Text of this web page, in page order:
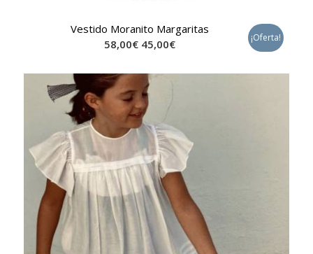
Vestido Moranito Margaritas
58,00€ 45,00€ ¡Oferta!